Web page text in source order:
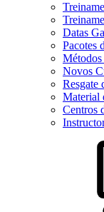
Datas
Pacotes
Métodos
Novos
Resgate
Material
Centros